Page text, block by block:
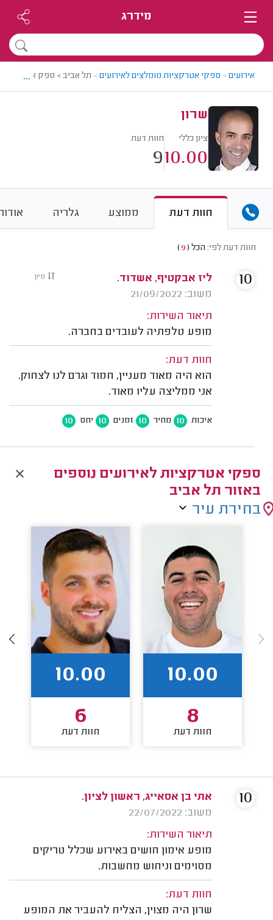
מידרג
אירועים> ספקי אטרקציות מומלצים לאירועים> תל אביב > ספק אטרקציות
...
שרון
ציון כללי
10.00
חוות דעת
9
חוות דעת ממוצע גלריה
חוות דעת לפי: הכל (
9
)
מיון
ליז אבקטיף, אשדוד.
משוב: 21/09/2022
תיאור השירות:
מופע טלפתיה לעובדים בחברה.
חוות דעת:
הוא היה מאוד מעניין, חמוד וגרם לנו לצחוק.
אני ממליצה עליו מאוד.
איכות 10 מחיר 10 זמנים 10 יחס 10
10
ספקי אטרקציות לאירועים נוספים
באזור תל אביב
בחירת עיר
10.00
8
חוות דעת
10.00
6
חוות דעת
אתי בן אסאייג, ראשון לציון.
משוב: 22/07/2022
תיאור השירות:
מופע אימון חושים באירוע שכלל טריקים
מסוימים וניחוש מחשבות.
חוות דעת:
שרון היה מצוין, הצליח להעביר את המופע
10